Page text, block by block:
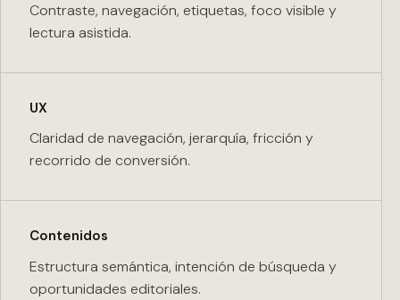
Contraste, navegación, etiquetas, foco visible y
lectura asistida.
UX
Claridad de navegación, jerarquía, fricción y
recorrido de conversión.
Contenidos
Estructura semántica, intención de búsqueda y
oportunidades editoriales.